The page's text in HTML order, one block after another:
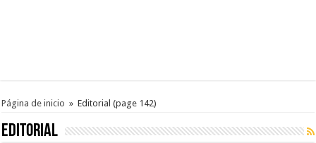
Página de inicio » Editorial (page 142)
Editorial